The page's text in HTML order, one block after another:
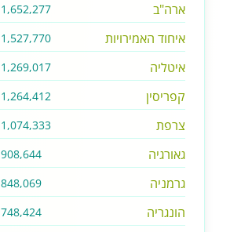
ארה"ב 1,652,277
איחוד האמירויות 1,527,770
איטליה 1,269,017
קפריסין 1,264,412
צרפת 1,074,333
גאורגיה 908,644
גרמניה 848,069
הונגריה 748,424